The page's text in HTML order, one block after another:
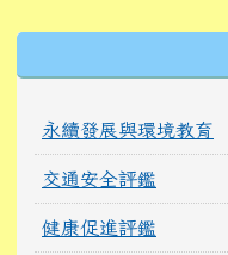
永續發展與環境教育
交通安全評鑑
健康促進評鑑